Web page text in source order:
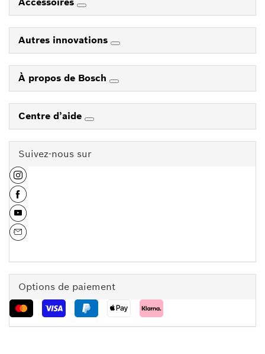
Autres innovations
À propos de Bosch
Centre d’aide
Suivez-nous sur
Options de paiement